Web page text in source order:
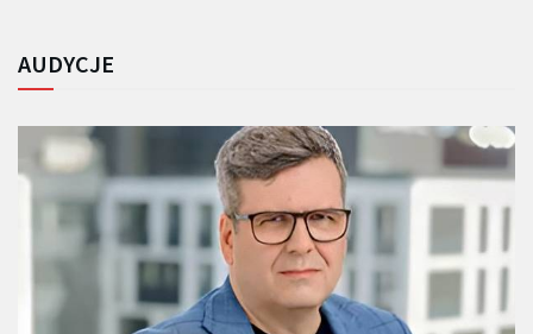
AUDYCJE